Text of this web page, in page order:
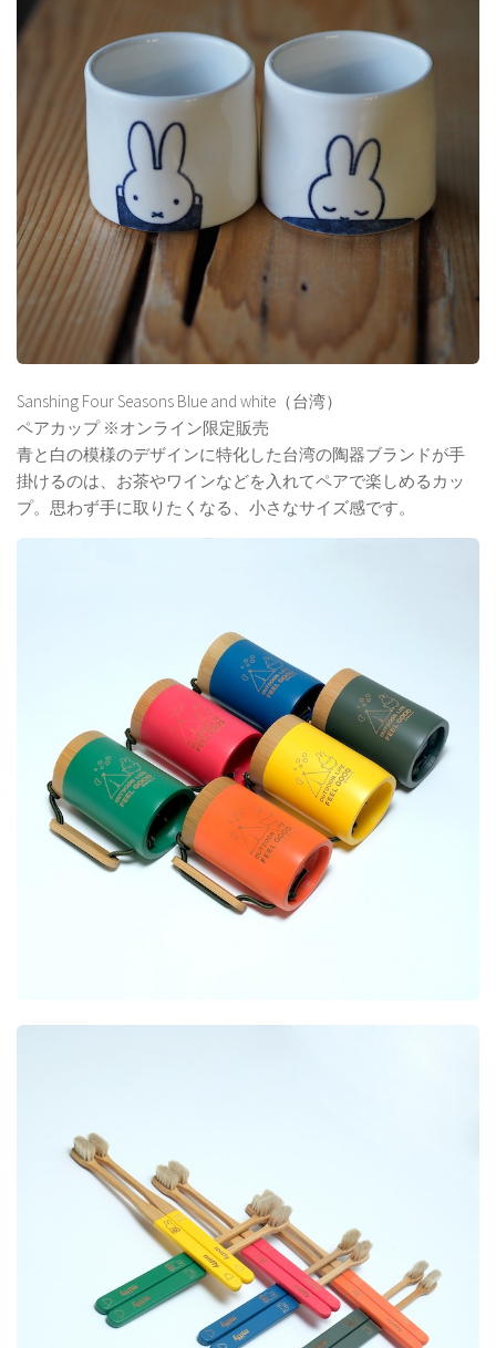
Sanshing Four Seasons Blue and white（台湾）
ペアカップ ※オンライン限定販売
青と白の模様のデザインに特化した台湾の陶器ブランドが手
掛けるのは、お茶やワインなどを入れてペアで楽しめるカッ
プ。思わず手に取りたくなる、小さなサイズ感です。